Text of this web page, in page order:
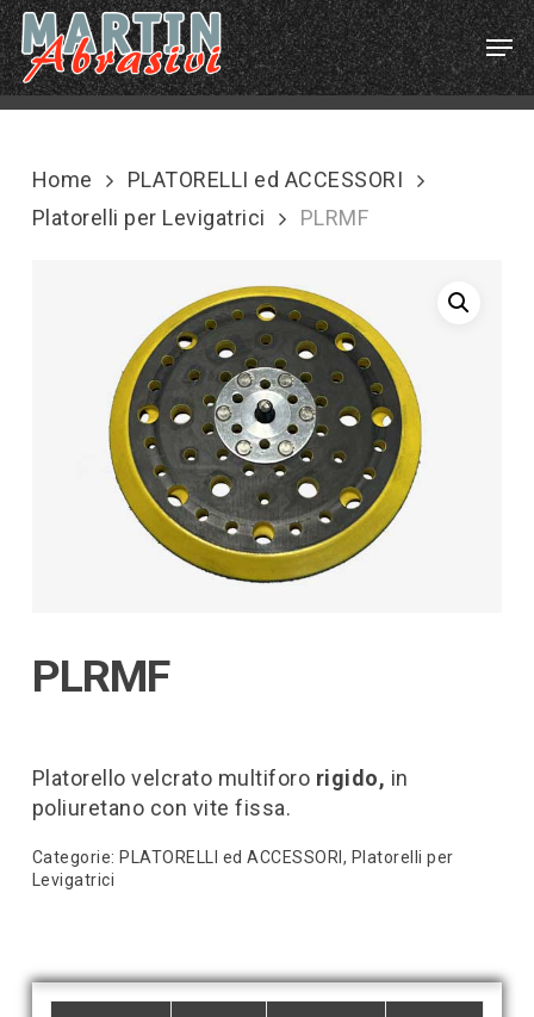
Skip
to
main
content
Home
PLATORELLI ed ACCESSORI
Platorelli per Levigatrici
PLRMF
PLRMF
Platorello velcrato multiforo rigido, in
poliuretano con vite fissa.
Categorie: PLATORELLI ed ACCESSORI , Platorelli per
Levigatrici
Menu